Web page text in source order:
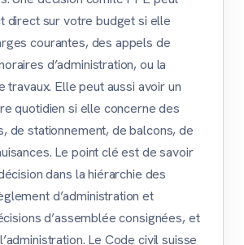
direct sur votre budget si elle
courantes, des appels de
d’administration, ou la
travaux. Elle peut aussi avoir un
quotidien si elle concerne des
de stationnement, de balcons, de
Le point clé est de savoir
dans la hiérarchie des
d’administration et
d’assemblée consignées, et
Le Code civil suisse